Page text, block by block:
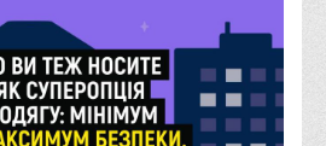
освітнього процесу та інноваційного
ВТЕІ ДТЕУ